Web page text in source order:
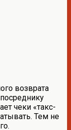
возврата
чеки «такс-
Тем не